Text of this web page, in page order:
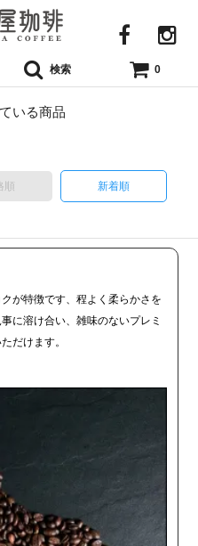
検索 0
いる商品
順 新着順
が特徴です、程よく柔らかさを
に溶け合い、雑味のないプレミ
だけます。